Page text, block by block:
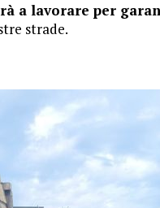
a lavorare per
strade.